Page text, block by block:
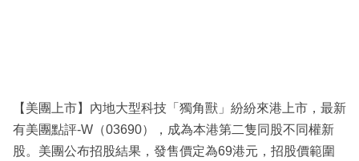
【美團上市】內地大型科技「獨角獸」紛紛來港上市，最新
有美團點評-W（03690），成為本港第二隻同股不同權新
股。美團公布招股結果，發售價定為69港元，招股價範圍